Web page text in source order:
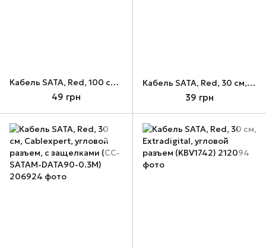
Кабель SATA, Red, 100 см, Cablexpert (CC-SATA-DATA-XL)
49 грн
Кабель SATA, Red, 30 см, Cablexpert, с защелками (CC-SATAM-DATA-0.3M)
39 грн